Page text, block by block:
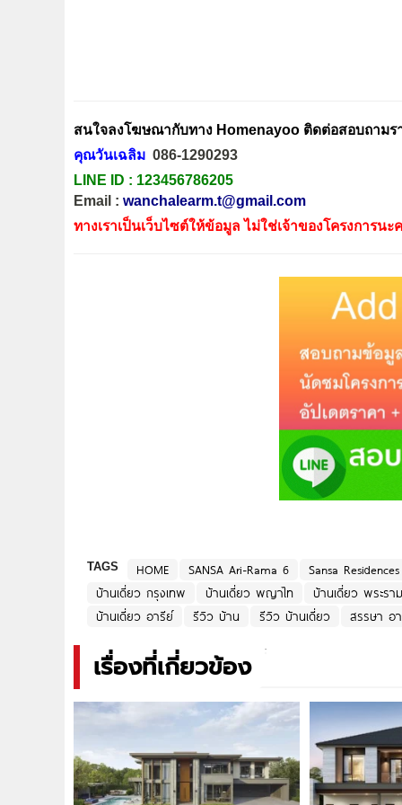
สนใจลงโฆษณากับทาง Homenayoo ติดต่อสอบถามร
คุณวันเฉลิม 086-1290293
LINE ID : 123456786205
Email : wanchalearm.t@gmail.com
ทางเราเป็นเว็บไซต์ให้ข้อมูล ไม่ใช่เจ้าของโครงการนะ
TAGS HOME SANSA Ari-Rama 6
Sansa Residences
บ้านเดี่ยว กรุงเทพ
บ้านเดี่ยว พญาไท
บ้านเดี่ยว พระรา
บ้านเดี่ยว อารีย์
รีวิว บ้าน รีวิว บ้านเดี่ยว สรรษา อ
เรื่องที่เกี่ยวข้อง